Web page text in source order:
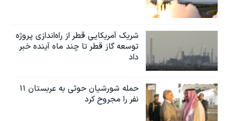
شریک آمریکایی قطر از راه‌اندازی پروژه
توسعه گاز قطر تا چند ماه آینده خبر
داد
حمله شورشیان حوثی به عربستان ۱۱
نفر را مجروح کرد